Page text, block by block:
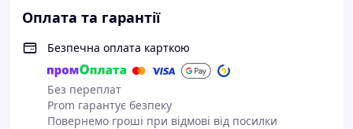
Оплата та гарантії
Безпечна оплата карткою
Без переплат
Prom гарантує безпеку
Повернемо гроші при відмові від посилки